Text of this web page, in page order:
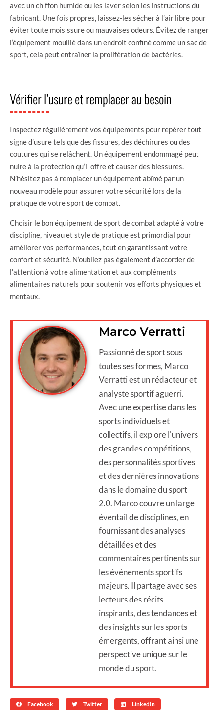
avec un chiffon humide ou les laver selon les instructions du
fabricant. Une fois propres, laissez-les sécher à l’air libre pour
éviter toute moisissure ou mauvaises odeurs. Évitez de ranger
l’équipement mouillé dans un endroit confiné comme un sac de
sport, cela peut entraîner la prolifération de bactéries.
Vérifier l’usure et remplacer au besoin
Inspectez régulièrement vos équipements pour repérer tout
signe d’usure tels que des fissures, des déchirures ou des
coutures qui se relâchent. Un équipement endommagé peut
nuire à la protection qu’il offre et causer des blessures.
N’hésitez pas à remplacer un équipement abîmé par un
nouveau modèle pour assurer votre sécurité lors de la
pratique de votre sport de combat.
Choisir le bon équipement de sport de combat adapté à votre
discipline, niveau et style de pratique est primordial pour
améliorer vos performances, tout en garantissant votre
confort et sécurité. N’oubliez pas également d’accorder de
l’attention à votre alimentation et aux compléments
alimentaires naturels pour soutenir vos efforts physiques et
mentaux.
Marco Verratti
Passionné de sport sous
toutes ses formes, Marco
Verratti est un rédacteur et
analyste sportif aguerri.
Avec une expertise dans les
sports individuels et
collectifs, il explore l'univers
des grandes compétitions,
des personnalités sportives
et des dernières innovations
dans le domaine du sport
2.0. Marco couvre un large
éventail de disciplines, en
fournissant des analyses
détaillées et des
commentaires pertinents sur
les événements sportifs
majeurs. Il partage avec ses
lecteurs des récits
inspirants, des tendances et
des insights sur les sports
émergents, offrant ainsi une
perspective unique sur le
monde du sport.
Facebook Twitter LinkedIn